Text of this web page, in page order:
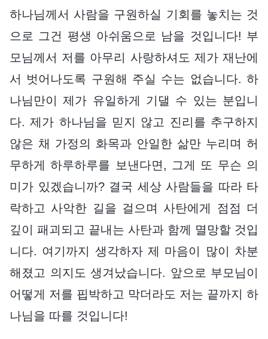
하나님께서 사람을 구원하실 기회를 놓치는 것
으로 그건 평생 아쉬움으로 남을 것입니다! 부
모님께서 저를 아무리 사랑하셔도 제가 재난에
서 벗어나도록 구원해 주실 수는 없습니다. 하
나님만이 제가 유일하게 기댈 수 있는 분입니
다. 제가 하나님을 믿지 않고 진리를 추구하지
않은 채 가정의 화목과 안일한 삶만 누리며 허
무하게 하루하루를 보낸다면, 그게 또 무슨 의
미가 있겠습니까? 결국 세상 사람들을 따라 타
락하고 사악한 길을 걸으며 사탄에게 점점 더
깊이 패괴되고 끝내는 사탄과 함께 멸망할 것입
니다. 여기까지 생각하자 제 마음이 많이 차분
해졌고 의지도 생겨났습니다. 앞으로 부모님이
어떻게 저를 핍박하고 막더라도 저는 끝까지 하
나님을 따를 것입니다!